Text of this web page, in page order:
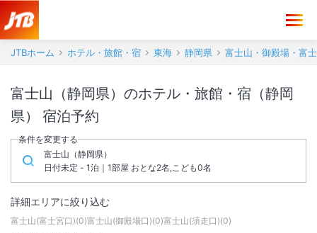
JTBホーム ホテル・旅館・宿 東海 静岡県 富士山・御殿場・富
富士山（静岡県）のホテル・旅館・宿（静岡
県） 宿泊予約
条件を変更する
富士山（静岡県）
日付未定 - 1泊｜1部屋 おとな2名,こども0名
詳細エリアに絞り込む
富士山(富士宮口)(0)富士山(御殿場口)(0)富士山(須走口)(0)